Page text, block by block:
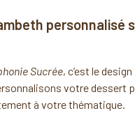
personnalisé
Sucrée, c’est le
votre dessert
à votre thématique.